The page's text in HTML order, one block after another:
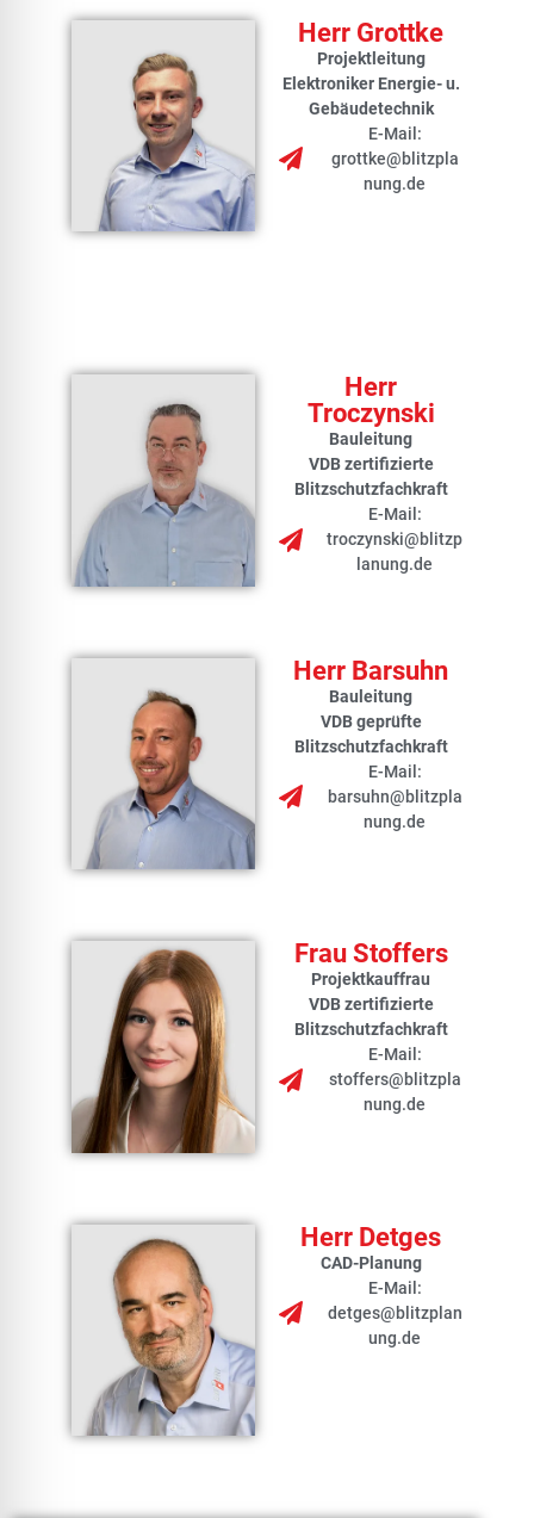
Herr Grottke
Projektleitung
Elektroniker Energie- u.
Gebäudetechnik
E-Mail:
grottke@blitzpla
nung.de
Herr
Troczynski
Bauleitung
VDB zertifizierte
Blitzschutzfachkraft
E-Mail:
troczynski@blitzp
lanung.de
Herr Barsuhn
Bauleitung
VDB geprüfte
Blitzschutzfachkraft
E-Mail:
barsuhn@blitzpla
nung.de
Frau Stoffers
Projektkauffrau
VDB zertifizierte
Blitzschutzfachkraft
E-Mail:
stoffers@blitzpla
nung.de
Herr Detges
CAD-Planung
E-Mail:
detges@blitzplan
ung.de